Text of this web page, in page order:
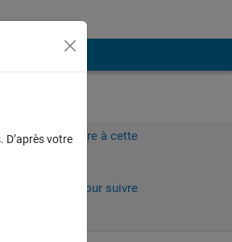
pour répondre à cette
vous pour suivre
votre